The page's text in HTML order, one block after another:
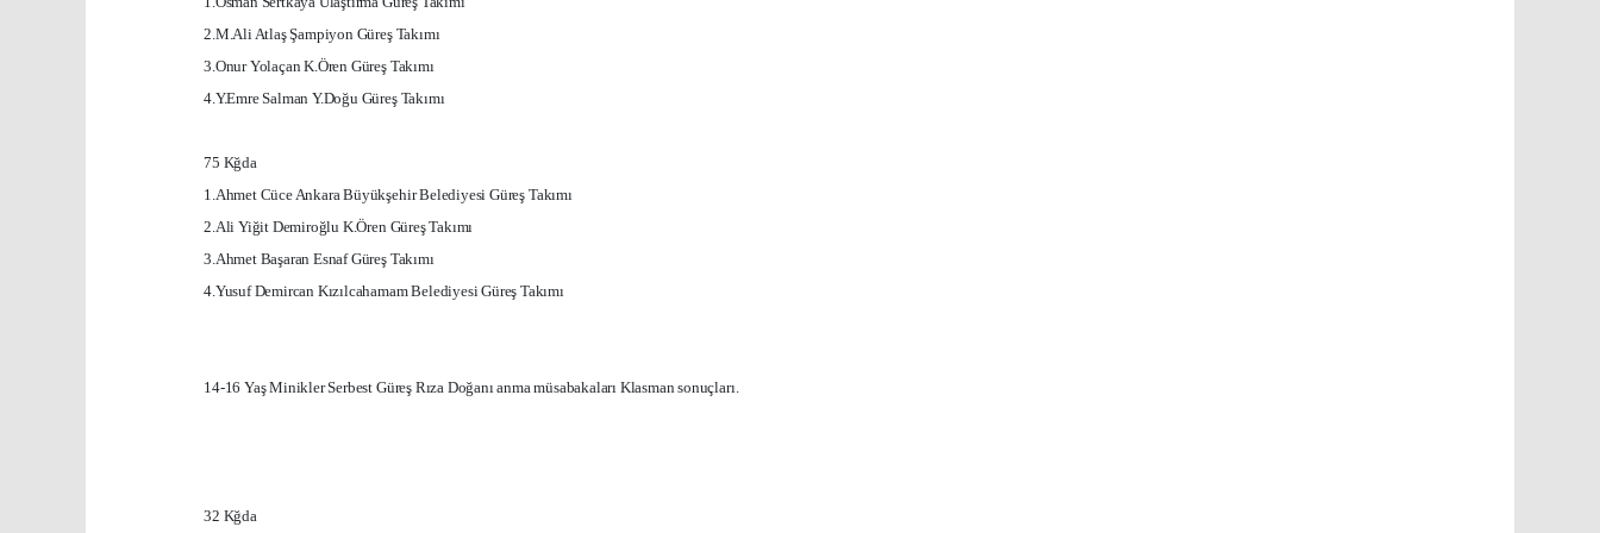
2.M.Ali Atlaş Şampiyon Güreş Takımı
3.Onur Yolaçan K.Ören Güreş Takımı
4.Y.Emre Salman Y.Doğu Güreş Takımı
75 Kğda
1.Ahmet Cüce Ankara Büyükşehir Belediyesi Güreş Takımı
2.Ali Yiğit Demiroğlu K.Ören Güreş Takımı
3.Ahmet Başaran Esnaf Güreş Takımı
4.Yusuf Demircan Kızılcahamam Belediyesi Güreş Takımı
14-16 Yaş Minikler Serbest Güreş Rıza Doğanı anma müsabakaları Klasman sonuçları.
32 Kğda